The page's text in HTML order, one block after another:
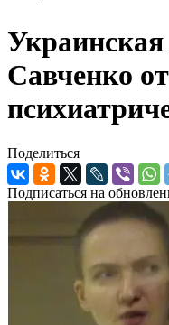
Савченко
Поделиться
Подписаться на